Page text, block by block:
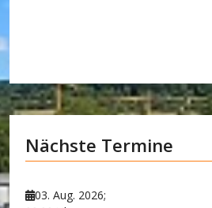
Nächste Termine
03. Aug. 2026;